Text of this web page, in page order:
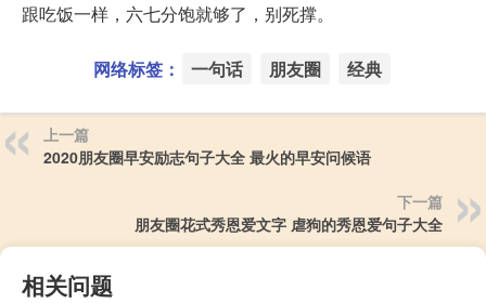
跟吃饭一样，六七分饱就够了，别死撑。
网络标签： 一句话 朋友圈 经典
上一篇
2020朋友圈早安励志句子大全 最火的早安问候语
下一篇
朋友圈花式秀恩爱文字 虐狗的秀恩爱句子大全
相关问题